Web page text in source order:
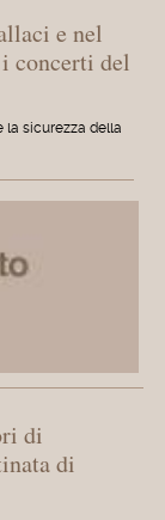
e nel
concerti del
la sicurezza della
di
di